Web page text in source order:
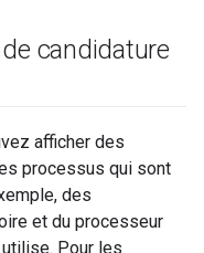
candidature
afficher des
processus qui sont
des
et du processeur
Pour les